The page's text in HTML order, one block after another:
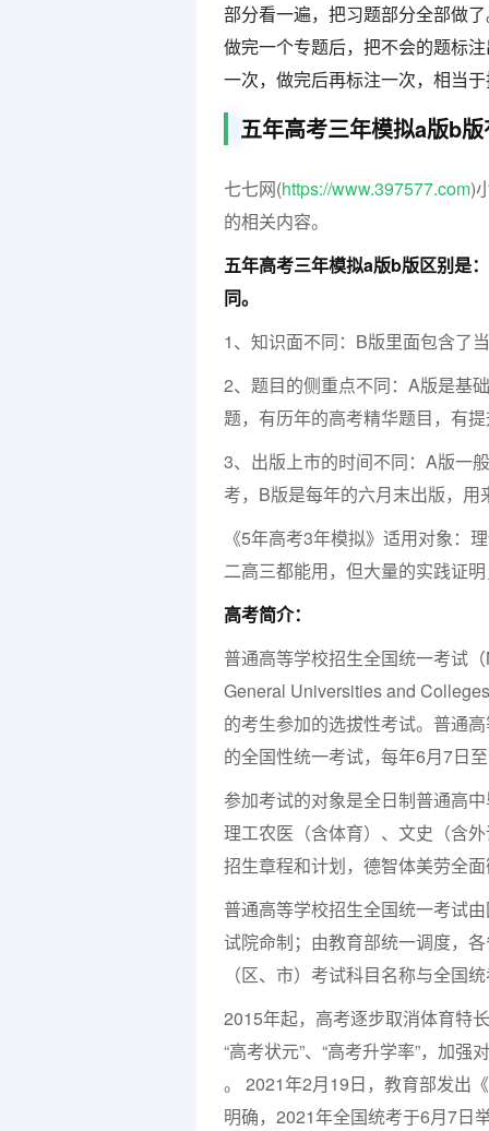
部分看一遍，把习题部分全部做
做完一个专题后，把不会的题标
一次，做完后再标注一次，相当
五年高考三年模拟a版b
七七网(https://www.397577.com)
的相关内容。
五年高考三年模拟a版b版区别是
同。
1、知识面不同：B版里面包含了
2、题目的侧重点不同：A版是基
题，有历年的高考精华题目，有
3、出版上市的时间不同：A版一
考，B版是每年的六月末出版，用
《5年高考3年模拟》适用对象：
二高三都能用，但大量的实践证
高考简介：
普通高等学校招生全国统一考试
General Universities and
的考生参加的选拔性考试。普通
的全国性统一考试，每年6月7日
参加考试的对象是全日制普通高
理工农医（含体育）、文史（含
招生章程和计划，德智体美劳全
普通高等学校招生全国统一考试
试院命制；由教育部统一调度，
（区、市）考试科目名称与全国
2015年起，高考逐步取消体育特
“高考状元”、“高考升学率”，加
。 2021年2月19日，教育部发出
明确，2021年全国统考于6月7日